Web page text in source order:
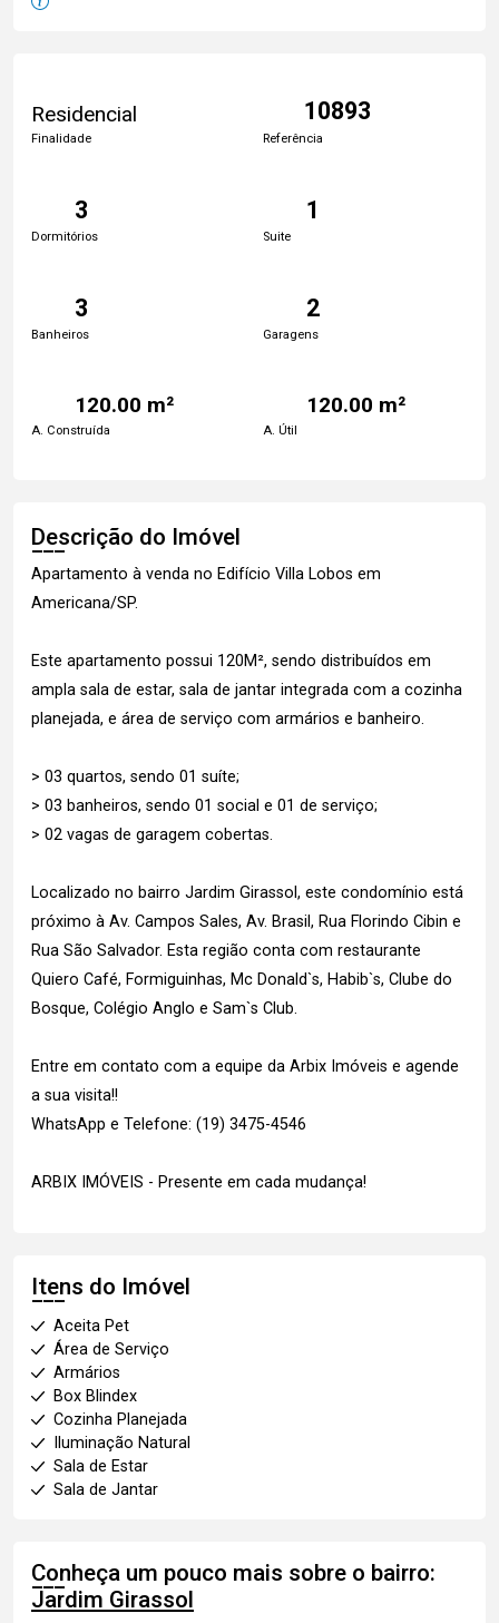
Residencial
Finalidade
10893
Referência
3
Dormitórios
1
Suite
3
Banheiros
2
Garagens
120.00 m²
A. Construída
120.00 m²
A. Útil
Descrição do Imóvel
Apartamento à venda no Edifício Villa Lobos em
Americana/SP.
Este apartamento possui 120M², sendo distribuídos em
ampla sala de estar, sala de jantar integrada com a cozinha
planejada, e área de serviço com armários e banheiro.
> 03 quartos, sendo 01 suíte;
> 03 banheiros, sendo 01 social e 01 de serviço;
> 02 vagas de garagem cobertas.
Localizado no bairro Jardim Girassol, este condomínio está
próximo à Av. Campos Sales, Av. Brasil, Rua Florindo Cibin e
Rua São Salvador. Esta região conta com restaurante
Quiero Café, Formiguinhas, Mc Donald`s, Habib`s, Clube do
Bosque, Colégio Anglo e Sam`s Club.
Entre em contato com a equipe da Arbix Imóveis e agende
a sua visita!!
WhatsApp e Telefone: (19) 3475-4546
ARBIX IMÓVEIS - Presente em cada mudança!
Itens do Imóvel
Aceita Pet
Área de Serviço
Armários
Box Blindex
Cozinha Planejada
Iluminação Natural
Sala de Estar
Sala de Jantar
Conheça um pouco mais sobre o bairro:
Jardim Girassol